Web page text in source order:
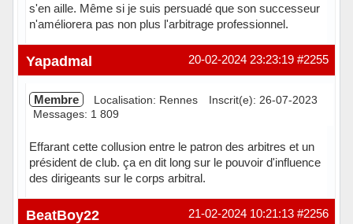
s'en aille. Même si je suis persuadé que son successeur
n'améliorera pas non plus l'arbitrage professionnel.
Hors ligne #2255
20-02-2024 23:23:19
Yapadmal
Membre Localisation: Rennes
Inscrit(e): 26-07-2023
Messages: 1 809
Effarant cette collusion entre le patron des arbitres et un
président de club. ça en dit long sur le pouvoir d'influence
des dirigeants sur le corps arbitral.
Hors ligne #2256
21-02-2024 10:21:13
BeatBoy22